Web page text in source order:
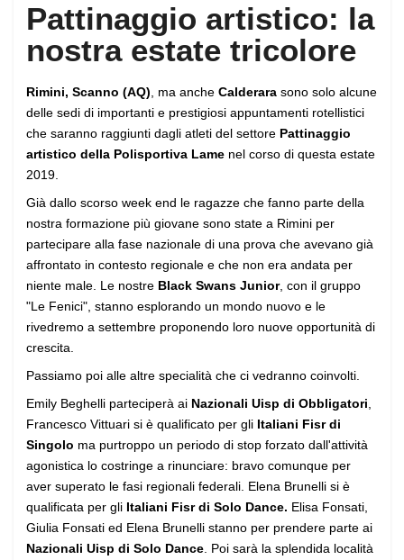
Pattinaggio artistico: la
nostra estate tricolore
Rimini, Scanno (AQ) , ma anche Calderara sono solo alcune
delle sedi di importanti e prestigiosi appuntamenti rotellistici
che saranno raggiunti dagli atleti del settore Pattinaggio
artistico della Polisportiva Lame nel corso di questa estate
2019.
Già dallo scorso week end le ragazze che fanno parte della
nostra formazione più giovane sono state a Rimini per
partecipare alla fase nazionale di una prova che avevano già
affrontato in contesto regionale e che non era andata per
niente male. Le nostre Black Swans Junior, con il gruppo
"Le Fenici", stanno esplorando un mondo nuovo e le
rivedremo a settembre proponendo loro nuove opportunità di
crescita.
Passiamo poi alle altre specialità che ci vedranno coinvolti.
Emily Beghelli parteciperà ai Nazionali Uisp di Obbligatori
Francesco Vittuari si è qualificato per gli Italiani Fisr di
Singolo ma purtroppo un periodo di stop forzato dall'attività
agonistica lo costringe a rinunciare: bravo comunque per
aver superato le fasi regionali federali. Elena Brunelli si è
qualificata per gli Italiani Fisr di Solo Dance. Elisa Fonsati,
Giulia Fonsati ed Elena Brunelli stanno per prendere parte ai
Nazionali Uisp di Solo Dance . Poi sarà la splendida località